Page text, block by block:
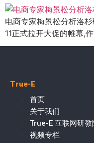
电商专家梅景松分析洛
11正式拉开大促的帷幕,
True-E
首页
关于我们
True-E 互联网研教
视频专栏